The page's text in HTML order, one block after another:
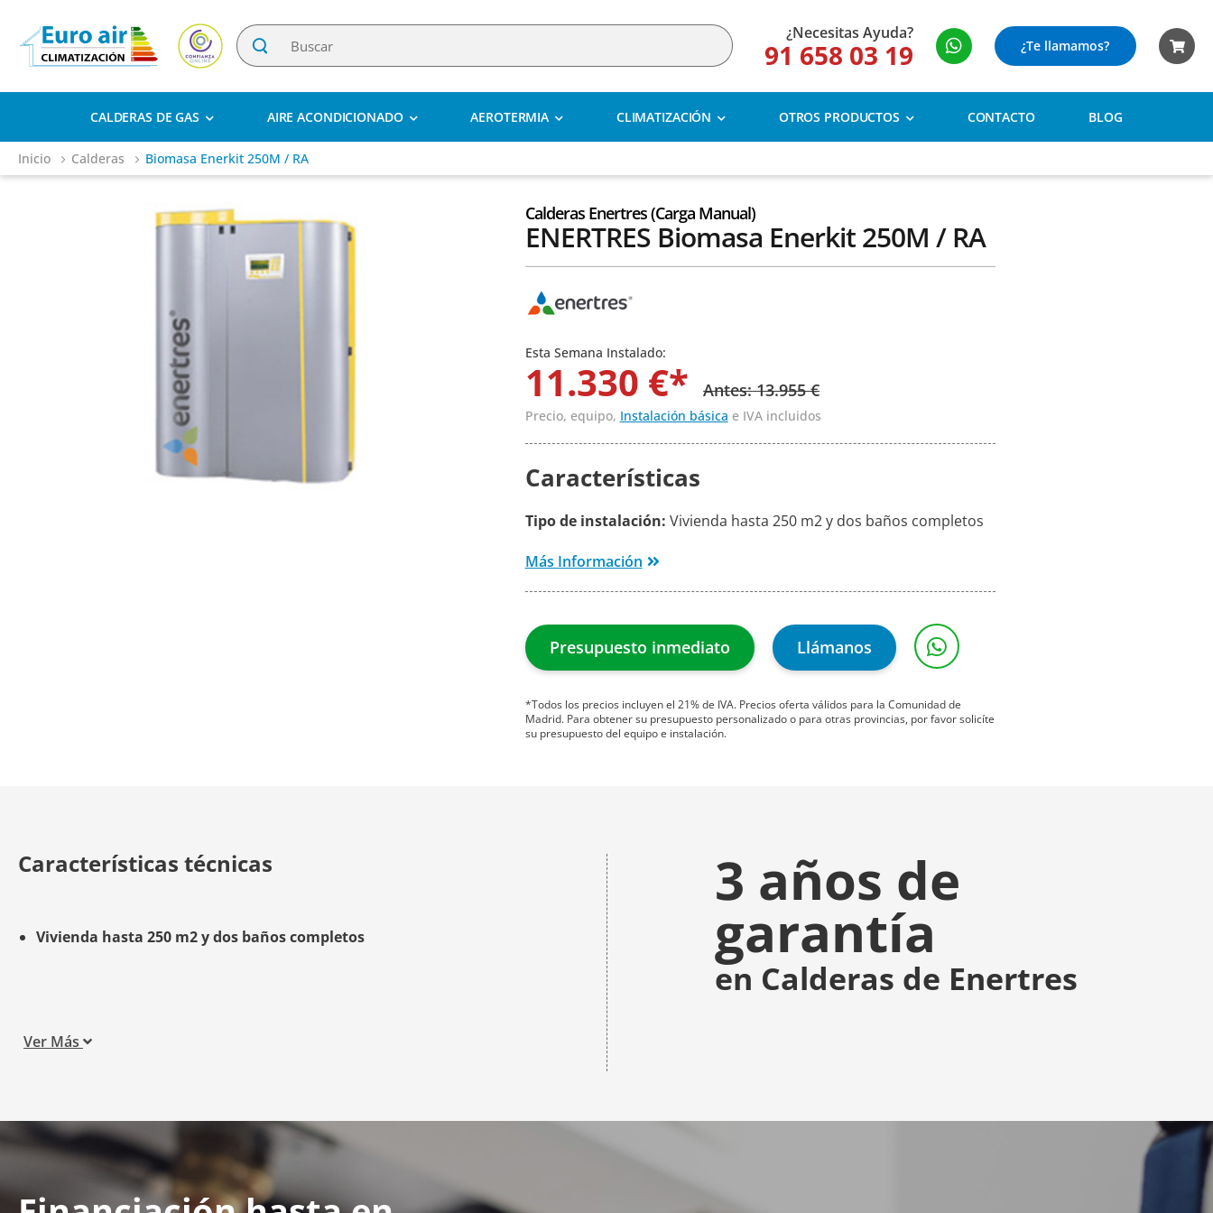
¿Necesitas Ayuda?
91 658 03 19 ¿Te llamamos?
CALDERAS DE GAS AIRE ACONDICIONADO AEROTERMIA CLIMATIZACIÓN OTROS PRODUCTOS CONTACTO BLOG
Inicio Calderas Biomasa Enerkit 250M / RA
Calderas Enertres (carga Manual)
ENERTRES Biomasa Enerkit 250M / RA
Esta Semana Instalado:
11.330 €* Antes: 13.955 €
Precio, equipo, Instalación básica e IVA incluidos
Características
Tipo de instalación: Vivienda hasta 250 m2 y dos baños completos
Más Información
Presupuesto inmediato Llámanos
*Todos los precios incluyen el 21% de IVA. Precios oferta válidos para la Comunidad de
Madrid. Para obtener su presupuesto personalizado o para otras provincias, por favor solicíte
su presupuesto del equipo e instalación.
Características técnicas
Vivienda hasta 250 m2 y dos baños completos
Ver Más
3 años de
garantía
en Calderas de Enertres